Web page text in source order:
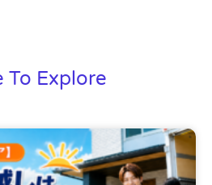
To Explore